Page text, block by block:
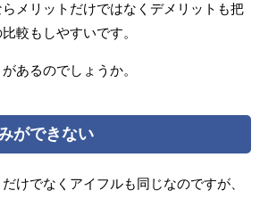
メリットだけではなくデメリットも把
較もしやすいです。
あるのでしょうか。
ができない
けでなくアイフルも同じなのですが、